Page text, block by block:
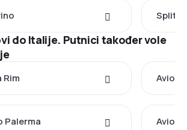
Split -
do Italije. Putnici također vole
Avio
Palerma Avio